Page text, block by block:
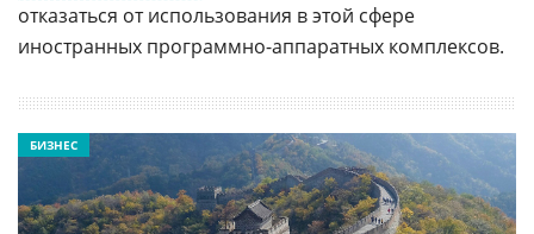
отказаться от использования в этой сфере
иностранных программно-аппаратных комплексов.
БИЗНЕС